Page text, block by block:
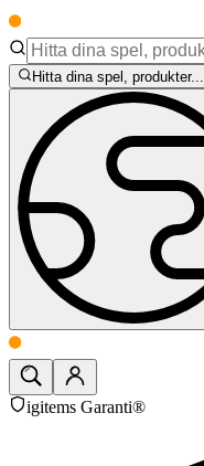
Hitta dina spel, produkter...
igitems Garanti®